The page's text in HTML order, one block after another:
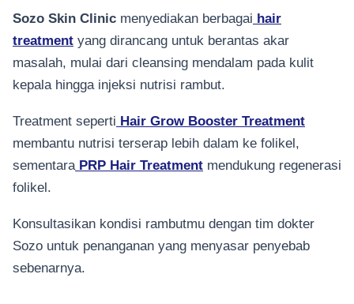
Sozo Skin Clinic menyediakan berbagai hair
treatment yang dirancang untuk berantas akar
masalah, mulai dari cleansing mendalam pada kulit
kepala hingga injeksi nutrisi rambut.
Treatment seperti Hair Grow Booster Treatment
membantu nutrisi terserap lebih dalam ke folikel,
sementara PRP Hair Treatment mendukung regenerasi
folikel.
Konsultasikan kondisi rambutmu dengan tim dokter
Sozo untuk penanganan yang menyasar penyebab
sebenarnya.